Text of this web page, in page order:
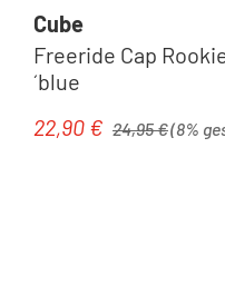
Cube
Freeride Cap
´blue
Verkaufspreis:
22,90 € Regulärer Preis:
24,95 €(8%